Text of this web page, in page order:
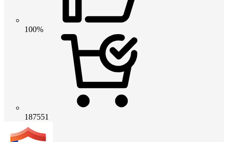
100%
187551